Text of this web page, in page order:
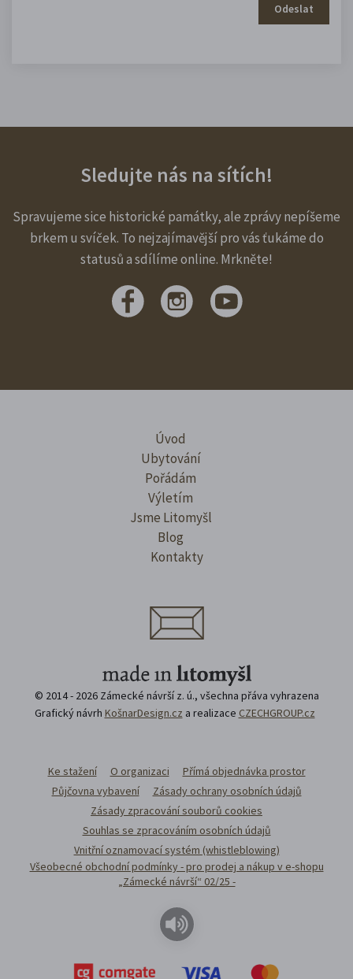
Odeslat
Sledujte nás na sítích!
Spravujeme sice historické památky, ale zprávy nepíšeme
brkem u svíček. To nejzajímavější pro vás ťukáme do
statusů a sdílíme online. Mrkněte!
Úvod
Ubytování
Pořádám
Výletím
Jsme Litomyšl
Blog
Kontakty
© 2014 - 2026 Zámecké návrší z. ú., všechna přáva vyhrazena
Grafický návrh KošnarDesign.cz a realizace CZECHGROUP.cz
Ke stažení O organizaci
Přímá objednávka prostor
Půjčovna vybavení
Zásady ochrany osobních údajů
Zásady zpracování souborů cookies
Souhlas se zpracováním osobních údajů
Vnitřní oznamovací systém (whistleblowing)
Všeobecné obchodní podmínky - pro prodej a nákup v e-shopu
„Zámecké návrší“ 02/25 -